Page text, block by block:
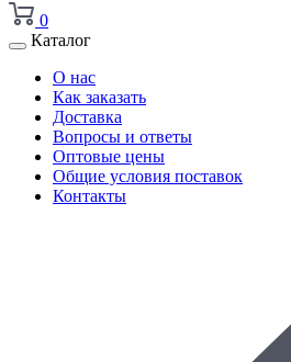
0
Каталог
О нас
Как заказать
Доставка
Вопросы и ответы
Оптовые цены
Общие условия поставок
Контакты